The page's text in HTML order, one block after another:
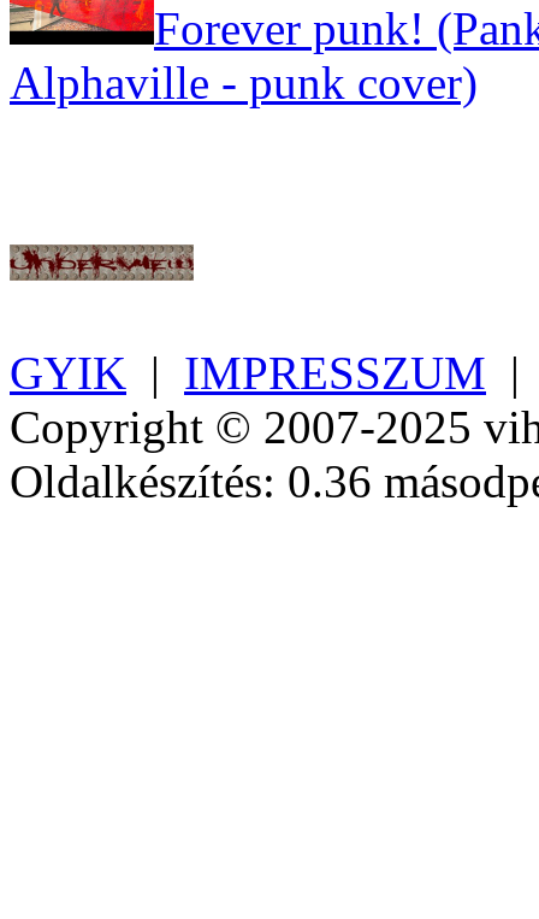
Forever punk!
Alphaville - punk cover)
GYIK | IMPRESSZUM
Copyright © 2007-2025
Oldalkészítés: 0.36